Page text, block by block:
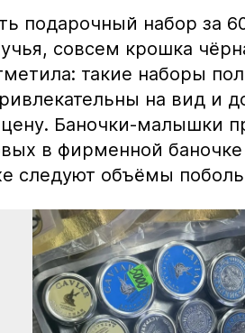
подарочный набор за
совсем крошка
такие наборы
на вид и
Баночки-малышки
в фирменной
следуют объёмы